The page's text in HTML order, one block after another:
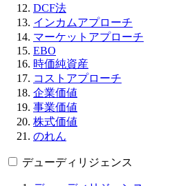
DCF法
インカムアプローチ
マーケットアプローチ
EBO
時価純資産
コストアプローチ
企業価値
事業価値
株式価値
のれん
デューディリジェンス